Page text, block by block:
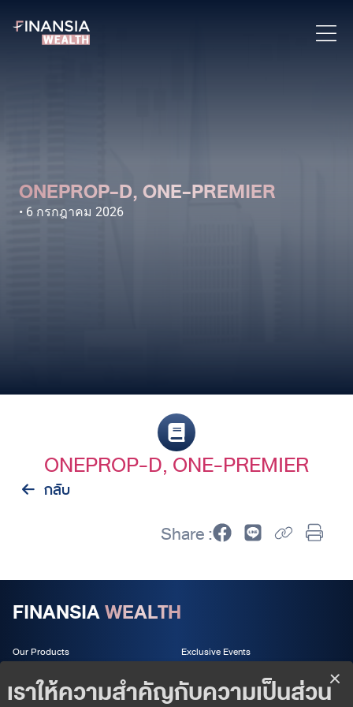
ONEPROP-D, ONE-PREMIER
6 กรกฎาคม 2026
ONEPROP-D, ONE-PREMIER
กลับ
Share :
FINANSIAWEALTH
Our Products Exclusive Events
Wealth Services About us